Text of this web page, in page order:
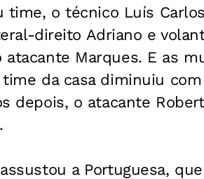
time, o técnico Luís
direito Adriano e
atacante Marques. E as
da casa diminuiu
depois, o atacante
a Portuguesa,